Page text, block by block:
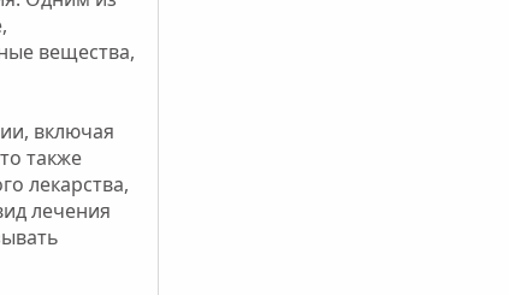
вещества,
включая
также
лекарства,
лечения